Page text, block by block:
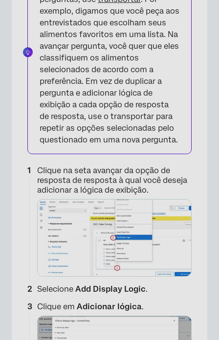
exemplo, digamos que você peça aos
entrevistados que escolham seus
alimentos favoritos em uma lista. Na
avançar pergunta, você quer que eles
classifiquem os alimentos
selecionados de acordo com a
preferência. Em vez de duplicar a
pergunta e adicionar lógica de
exibição a cada opção de resposta
de resposta, use o transportar para
repetir as opções selecionadas pelo
questionado em uma nova pergunta.
Clique na seta avançar da opção de
resposta de resposta à qual você deseja
adicionar a lógica de exibição.
Selecione Add Display Logic.
Clique em Adicionar lógica.